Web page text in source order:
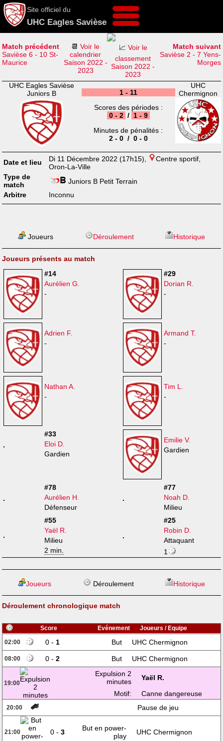
Site officiel du
UHC Eagles Savièse
Match précédent
Savièse 6 - 10 St-
Maurice
📆Voir le
calendrier
Saison 2022 -
2023
📈 Voir le
classement
Saison 2022 -
2023
Match suivant
Savièse 2 - 7 Yens-
Morges
UHC Eagles Savièse
Juniors B
1 - 11
Scores des périodes :
0 - 2 / 1 - 9
Minutes de pénalités :
2 - 0 / 0 - 0
UHC
Chermignon
Date et lieu Di 11 Décembre 2022 (17h15),
Centre sportif,
Oron-La-Ville
Type de
match
Juniors B Petit Terrain
Arbitre
Inconnu
Joueurs Déroulement Historique
Joueurs présents au match
#14
Aurélien G.
-
#29
Dorian R.
-
Adrien F.
-
Armand T.
-
Nathan A.
-
Tim L.
-
#33
Eloi D.
Gardien
Emilie V.
Gardien
#78
Aurélien H.
Défenseur
#77
Noah D.
Milieu
#55
Yaël R.
Milieu
2 min.
#25
Robin D.
Attaquant
1
Joueurs Déroulement Historique
Déroulement chronologique match
Score Evénement
Joueurs / Equipe
02:00
0 - 1 But UHC Chermignon
08:00 0 - 2 But UHC Chermignon
19:00
Expulsion 2
minutes
Yaël R.
Motif:
Canne dangereuse
20:00 Pause de jeu
21:00 0 - 3
But en power-
play
UHC Chermignon